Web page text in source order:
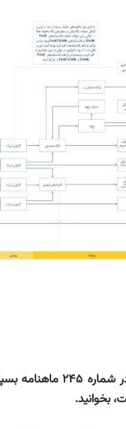
متن کامل این مقاله را در